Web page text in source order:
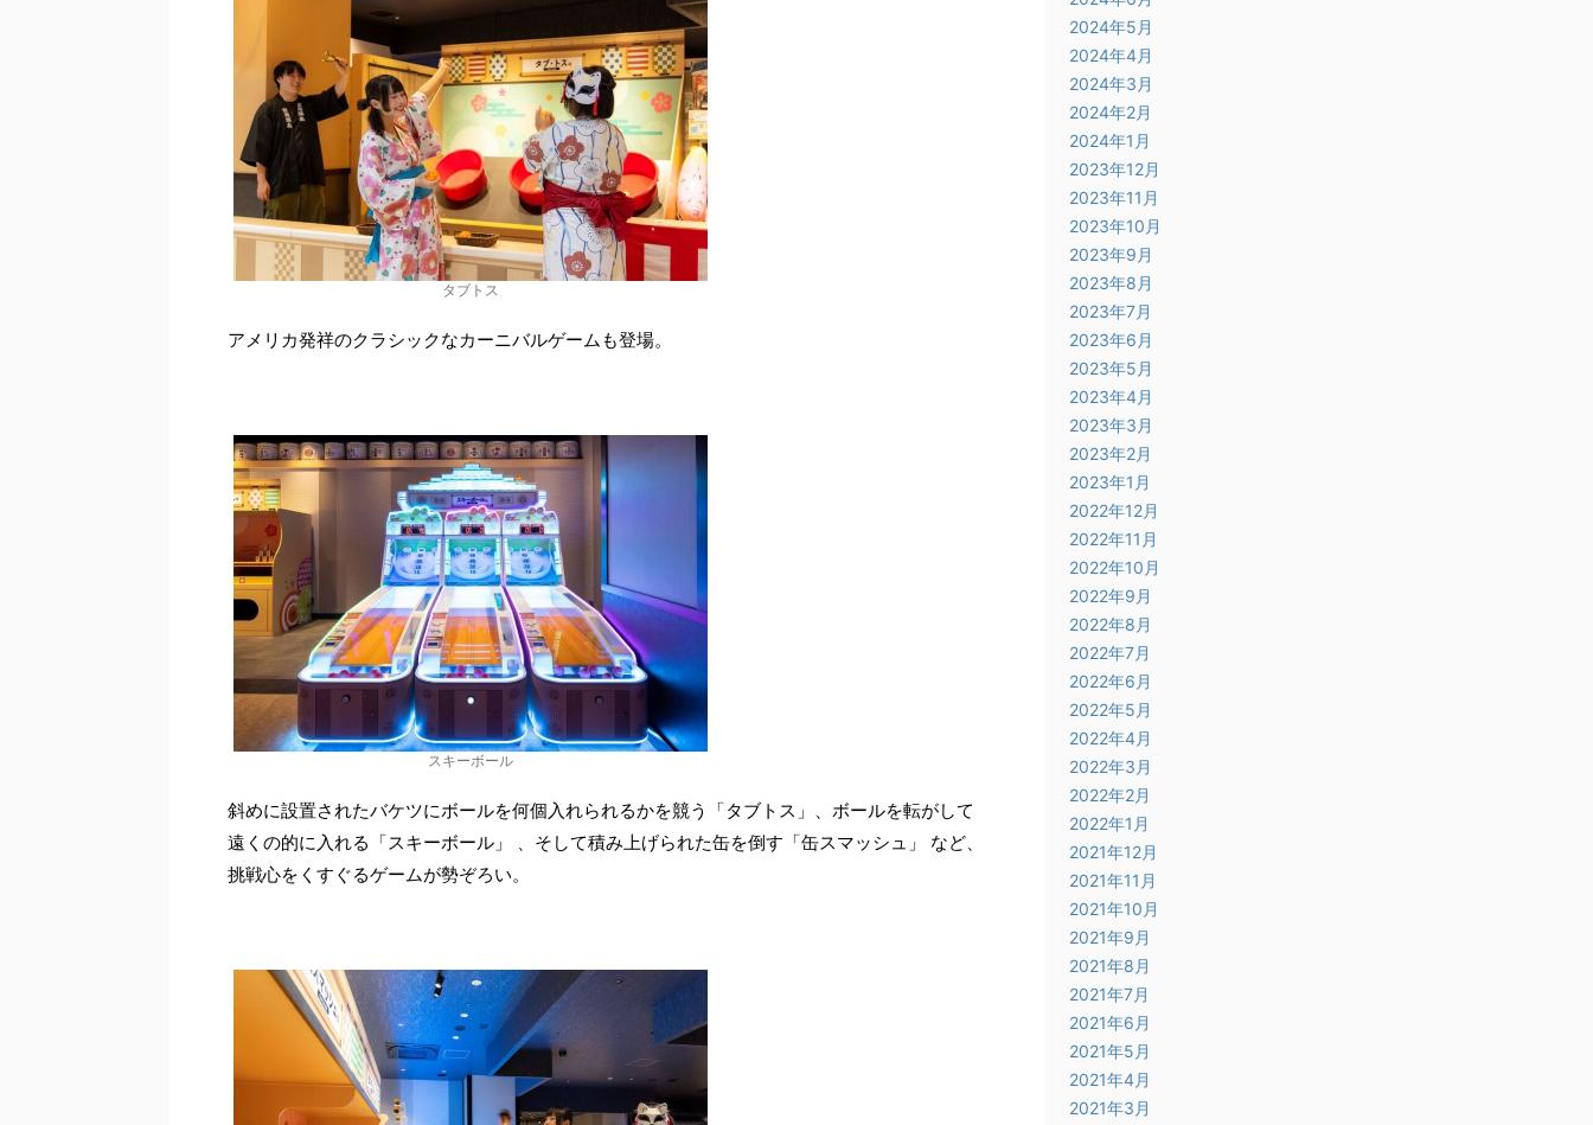
タブトス
アメリカ発祥のクラシックなカーニバルゲームも登場。
スキーボール
斜めに設置されたバケツにボールを何個入れられるかを競う「タブトス」、ボールを転がして
遠くの的に入れる「スキーボール」 、そして積み上げられた缶を倒す「缶スマッシュ」 など、
挑戦心をくすぐるゲームが勢ぞろい。
2024年5月
2024年4月
2024年3月
2024年2月
2024年1月
2023年12月
2023年11月
2023年10月
2023年9月
2023年8月
2023年7月
2023年6月
2023年5月
2023年4月
2023年3月
2023年2月
2023年1月
2022年12月
2022年11月
2022年10月
2022年9月
2022年8月
2022年7月
2022年6月
2022年5月
2022年4月
2022年3月
2022年2月
2022年1月
2021年12月
2021年11月
2021年10月
2021年9月
2021年8月
2021年7月
2021年6月
2021年5月
2021年4月
2021年3月